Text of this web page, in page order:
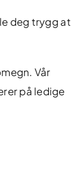
deg trygg at
Vår
på ledige